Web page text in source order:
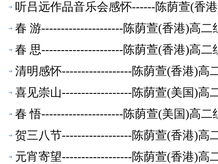
听吕远作品音乐会感怀------陈荫萱(香
春 游---------------------陈荫萱(香港)高二
春 思---------------------陈荫萱(香港)高二
清明感怀------------------陈荫萱(香港)高
喜见崇山------------------陈荫萱(美国)高
春 悟---------------------陈荫萱(美国)高二
贺三八节------------------陈荫萱(香港)高
元宵寄望------------------陈荫萱(香港)高